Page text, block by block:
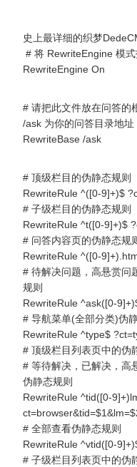
史上最详细的织梦
# 将 RewriteEngine 模
RewriteEngine On
# 请把此文件放在问答的
/ask 为你的问答目录地址
RewriteBase /ask
# 顶级栏目的伪静态规则
RewriteRule ^([0-9]+)$
# 子级栏目的伪静态规则
RewriteRule ^t([0-9]+)$
# 问答内容页的伪静态规
RewriteRule ^([0-
# 待解决问题，高悬赏问
规则
RewriteRule ^ask([0-
# 导航菜单(全部分类)伪
RewriteRule ^type$
# 顶级栏目列表页中的伪
# 等待解决，已解决，高
伪静态规则
RewriteRule ^tid([0-
# 全部查看伪静态规则
RewriteRule ^vtid([0-
# 子级栏目列表页中的伪